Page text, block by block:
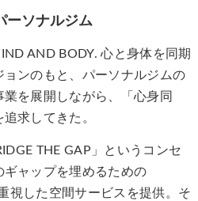
ーソナルジム
AND BODY. 心と身体を同期
ンのもと、パーソナルジムの
を展開しながら、「心身同
求してきた。
THE GAP」というコンセ
ャップを埋めるための
視した空間サービスを提供。そ